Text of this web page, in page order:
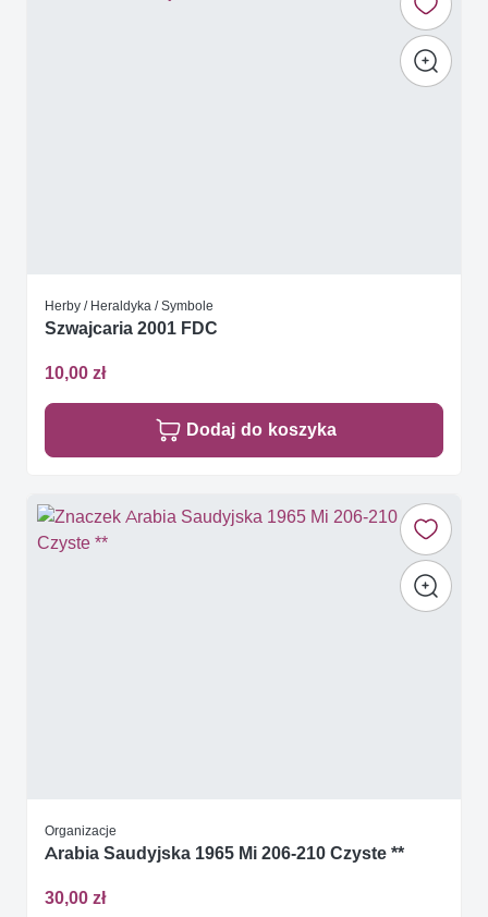
Herby / Heraldyka / Symbole
Szwajcaria 2001 FDC
10,00 zł
Dodaj do koszyka
Organizacje
Arabia Saudyjska 1965 Mi 206-210 Czyste **
30,00 zł